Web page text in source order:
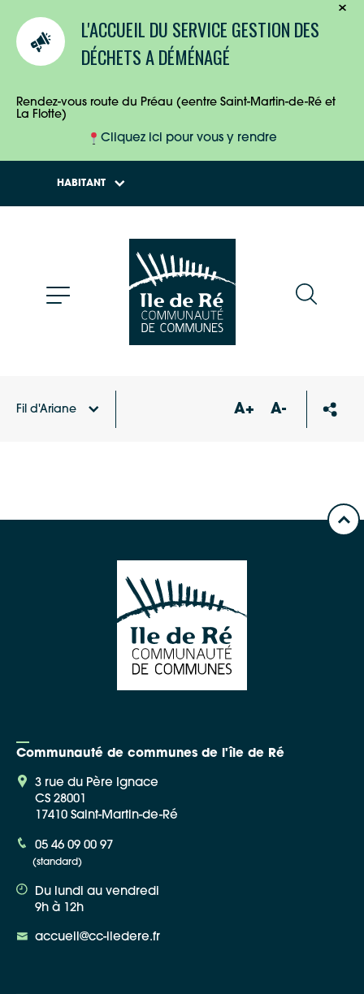
L'ACCUEIL DU SERVICE GESTION DES
DÉCHETS A DÉMÉNAGÉ
Rendez-vous route du Préau (eentre Saint-Martin-de-Ré et
La Flotte)
Cliquez ici pour vous y rendre
HABITANT
ENTREPRISES
Fil d'Ariane A+ A-
Communauté de communes de l'île de Ré
3 rue du Père Ignace
CS 28001
17410 Saint-Martin-de-Ré
05 46 09 00 97
(standard)
Du lundi au vendredi
9h à 12h
accueil@cc-iledere.fr
Apple Plans